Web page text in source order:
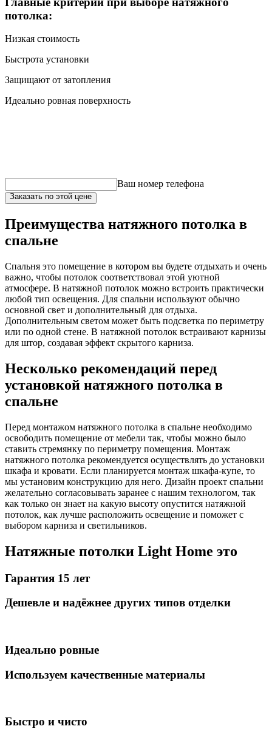
потолка:
Низкая стоимость
Быстрота установки
Защищают от затопления
Идеально ровная поверхность
Ваш номер телефона
Заказать по этой цене
Преимущества натяжного потолка в
спальне
Спальня это помещение в котором вы будете отдыхать и очень
важно, чтобы потолок соответствовал этой уютной
атмосфере. В натяжной потолок можно встроить практически
любой тип освещения. Для спальни используют обычно
основной свет и дополнительный для отдыха.
Дополнительным светом может быть подсветка по периметру
или по одной стене. В натяжной потолок встраивают карнизы
для штор, создавая эффект скрытого карниза.
Несколько рекомендаций перед
установкой натяжного потолка в
спальне
Перед монтажом натяжного потолка в спальне необходимо
освободить помещение от мебели так, чтобы можно было
ставить стремянку по периметру помещения. Монтаж
натяжного потолка рекомендуется осуществлять до установки
шкафа и кровати. Если планируется монтаж шкафа-купе, то
мы установим конструкцию для него. Дизайн проект спальни
желательно согласовывать заранее с нашим технологом, так
как только он знает на какую высоту опустится натяжной
потолок, как лучше расположить освещение и поможет с
выбором карниза и светильников.
Натяжные потолки Light Home это
Гарантия 15 лет
Дешевле и надёжнее других типов отделки
Идеально ровные
Используем качественные материалы
Быстро и чисто